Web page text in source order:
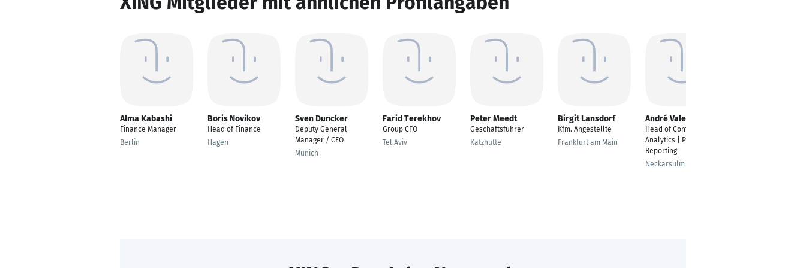
Alma Kabashi
Finance Manager
Berlin
Boris Novikov
Head of Finance
Hagen
Sven Duncker
Deputy General
Manager / CFO
Munich
Farid Terekhov
Group CFO
Tel Aviv
Peter Meedt
Geschäftsführer
Katzhütte
Birgit Lansdorf
Kfm. Angestellte
Frankfurt am Main
André Valenthon
Head of Controlling &
Analytics | Planning &
Reporting
Neckarsulm